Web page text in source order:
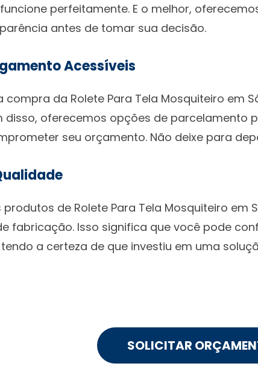
perfeitamente. E o melhor,
antes de tomar sua decisão.
Acessíveis
compra da Rolete Para Tela Mosquiteiro em
disso, oferecemos opções de parcelamento
seu orçamento. Não deixe para
de Rolete Para Tela Mosquiteiro em
fabricação. Isso significa que você pode
a certeza de que investiu em uma
SOLICITAR